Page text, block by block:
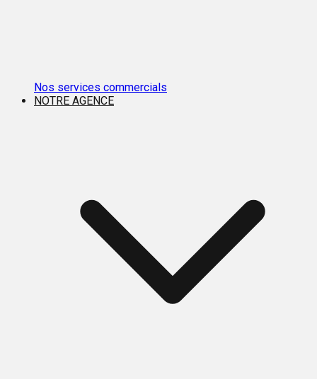
Nos services commercials
NOTRE AGENCE